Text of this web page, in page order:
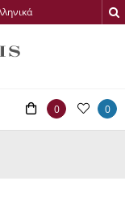
0 0